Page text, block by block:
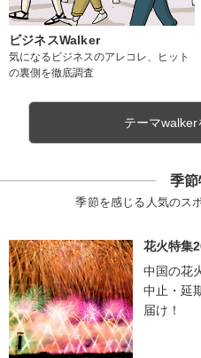
ビジネスWalker
気になるビジネスのアレコレ、ヒット
の裏側を徹底調査
テーマwalker
季
季節を感じる人気のス
花火特集
中国の花
中止・延
届け！